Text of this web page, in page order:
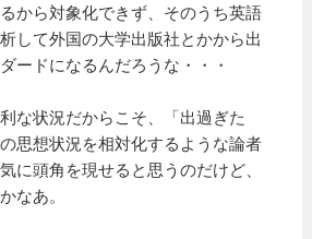
るから対象化できず、そのうち英語
して外国の大学出版社とかから出
ードになるんだろうな・・・
な状況だからこそ、「出過ぎた
思想状況を相対化するような論者
に頭角を現せると思うのだけど、
なあ。